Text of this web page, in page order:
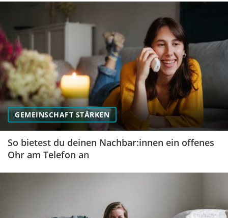
GEMEINSCHAFT STÄRKEN
So bietest du deinen Nachbar:innen ein offenes
Ohr am Telefon an